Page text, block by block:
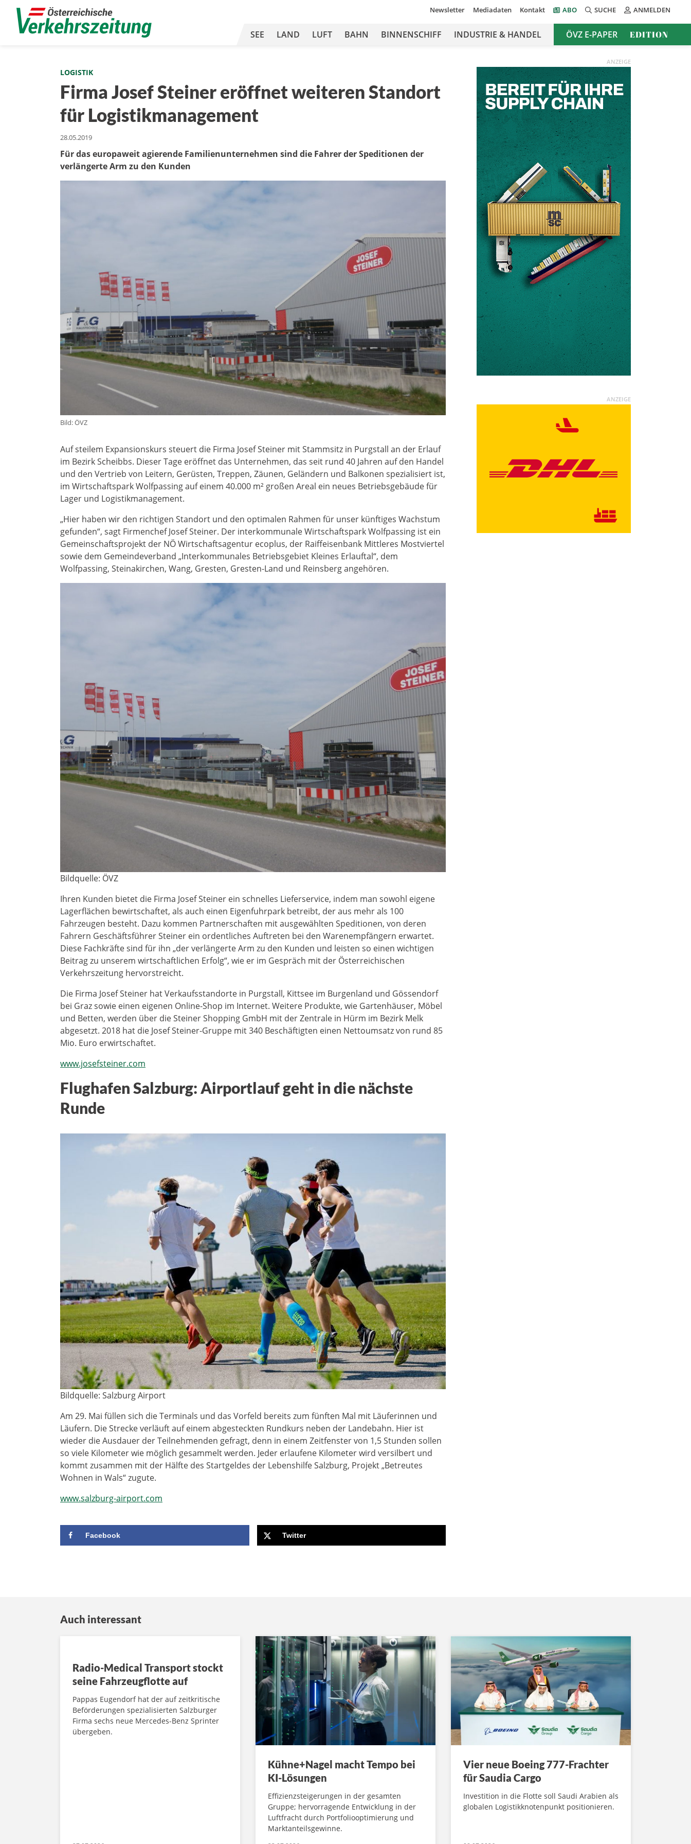
Newsletter Mediadaten Kontakt ABO SUCHE ANMELDEN
SEE LAND LUFT BAHN BINNENSCHIFF INDUSTRIE & HANDEL ÖVZ E-PAPER EDITION
LOGISTIK
Firma Josef Steiner eröffnet weiteren Standort
für Logistikmanagement
28.05.2019
Für das europaweit agierende Familienunternehmen sind die Fahrer der Speditionen der
verlängerte Arm zu den Kunden
Bild: ÖVZ
Auf steilem Expansionskurs steuert die Firma Josef Steiner mit Stammsitz in Purgstall an der Erlauf
im Bezirk Scheibbs. Dieser Tage eröffnet das Unternehmen, das seit rund 40 Jahren auf den Handel
und den Vertrieb von Leitern, Gerüsten, Treppen, Zäunen, Geländern und Balkonen spezialisiert ist,
im Wirtschaftspark Wolfpassing auf einem 40.000 m² großen Areal ein neues Betriebsgebäude für
Lager und Logistikmanagement.
„Hier haben wir den richtigen Standort und den optimalen Rahmen für unser künftiges Wachstum
gefunden“, sagt Firmenchef Josef Steiner. Der interkommunale Wirtschaftspark Wolfpassing ist ein
Gemeinschaftsprojekt der NÖ Wirtschaftsagentur ecoplus, der Raiffeisenbank Mittleres Mostviertel
sowie dem Gemeindeverband „Interkommunales Betriebsgebiet Kleines Erlauftal“, dem
Wolfpassing, Steinakirchen, Wang, Gresten, Gresten-Land und Reinsberg angehören.
Bildquelle: ÖVZ
Ihren Kunden bietet die Firma Josef Steiner ein schnelles Lieferservice, indem man sowohl eigene
Lagerflächen bewirtschaftet, als auch einen Eigenfuhrpark betreibt, der aus mehr als 100
Fahrzeugen besteht. Dazu kommen Partnerschaften mit ausgewählten Speditionen, von deren
Fahrern Geschäftsführer Steiner ein ordentliches Auftreten bei den Warenempfängern erwartet.
Diese Fachkräfte sind für ihn „der verlängerte Arm zu den Kunden und leisten so einen wichtigen
Beitrag zu unserem wirtschaftlichen Erfolg“, wie er im Gespräch mit der Österreichischen
Verkehrszeitung hervorstreicht.
Die Firma Josef Steiner hat Verkaufsstandorte in Purgstall, Kittsee im Burgenland und Gössendorf
bei Graz sowie einen eigenen Online-Shop im Internet. Weitere Produkte, wie Gartenhäuser, Möbel
und Betten, werden über die Steiner Shopping GmbH mit der Zentrale in Hürm im Bezirk Melk
abgesetzt. 2018 hat die Josef Steiner-Gruppe mit 340 Beschäftigten einen Nettoumsatz von rund 85
Mio. Euro erwirtschaftet.
www.josefsteiner.com
Flughafen Salzburg: Airportlauf geht in die nächste
Runde
Bildquelle: Salzburg Airport
Am 29. Mai füllen sich die Terminals und das Vorfeld bereits zum fünften Mal mit Läuferinnen und
Läufern. Die Strecke verläuft auf einem abgesteckten Rundkurs neben der Landebahn. Hier ist
wieder die Ausdauer der Teilnehmenden gefragt, denn in einem Zeitfenster von 1,5 Stunden sollen
so viele Kilometer wie möglich gesammelt werden. Jeder erlaufene Kilometer wird versilbert und
kommt zusammen mit der Hälfte des Startgeldes der Lebenshilfe Salzburg, Projekt „Betreutes
Wohnen in Wals“ zugute.
www.salzburg-airport.com
Facebook Twitter
ANZEIGE
ANZEIGE
Auch interessant
Radio-Medical Transport stockt
seine Fahrzeugflotte auf
Pappas Eugendorf hat der auf zeitkritische
Beförderungen spezialisierten Salzburger
Firma sechs neue Mercedes-Benz Sprinter
übergeben.
Kühne+Nagel macht Tempo bei
KI-Lösungen
Effizienzsteigerungen in der gesamten
Gruppe; hervorragende Entwicklung in der
Luftfracht durch Portfoliooptimierung und
Marktanteilsgewinne.
Vier neue Boeing 777-Frachter
für Saudia Cargo
Investition in die Flotte soll Saudi Arabien als
globalen Logistikknotenpunkt positionieren.